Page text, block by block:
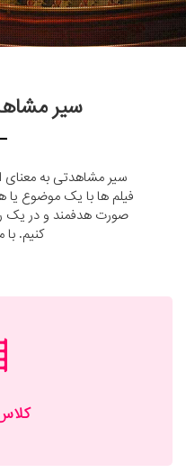
سیر
سیر مشاهدتی به معنای
فیلم ها با یک موضوع
صورت هدفمند و در یک
کنیم. با